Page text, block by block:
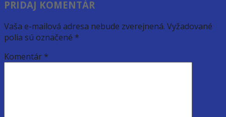
PRIDAJ KOMENTÁR
Vaša e-mailová adresa nebude zverejnená. Vyžadované
polia sú označené *
Komentár *